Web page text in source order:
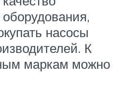
насосы
К
маркам можно